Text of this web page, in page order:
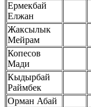
Ермекбай
Елжан
Жаксылык
Мейрам
Копесов
Мади
Кыдырбай
Раймбек
Орман Абай